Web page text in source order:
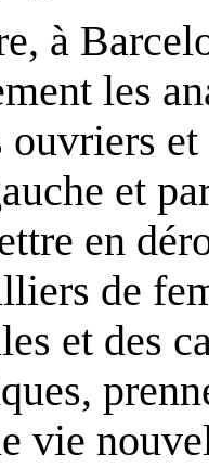
à
les
ouvriers
et
en
de
et des
vie